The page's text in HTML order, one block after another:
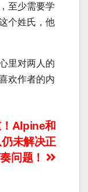
至少需要学
个姓氏，他
里对两人的
欢作者的内
Alpine和
未解决正
问题！